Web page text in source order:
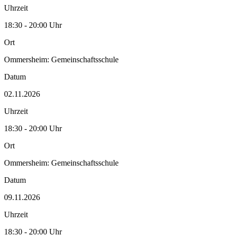
Uhrzeit
18:30 - 20:00 Uhr
Ort
Ommersheim: Gemeinschaftsschule
Datum
02.11.2026
Uhrzeit
18:30 - 20:00 Uhr
Ort
Ommersheim: Gemeinschaftsschule
Datum
09.11.2026
Uhrzeit
18:30 - 20:00 Uhr